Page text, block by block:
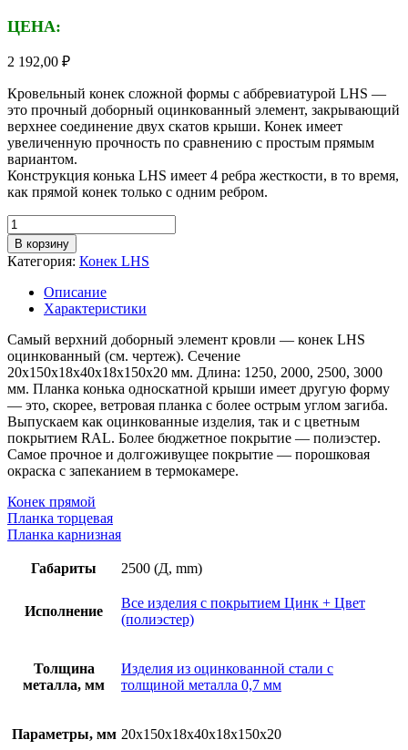
ЦЕНА:
2 192,00 ₽
Кровельный конек сложной формы с аббревиатурой LHS —
это прочный доборный оцинкованный элемент, закрывающий
верхнее соединение двух скатов крыши. Конек имеет
увеличенную прочность по сравнению с простым прямым
вариантом.
Конструкция конька LHS имеет 4 ребра жесткости, в то время,
как прямой конек только с одним ребром.
Количество
товара
Конек
LHS
сложный
оцинкованный,
2,5м,
толщина
металла
0,7
мм,
покрытие
RAL
(полиэстер)
В корзину
Категория: Конек LHS
Описание
Характеристики
Самый верхний доборный элемент кровли — конек LHS
оцинкованный (см. чертеж). Сечение
20х150х18х40х18х150х20 мм. Длина: 1250, 2000, 2500, 3000
мм. Планка конька односкатной крыши имеет другую форму
— это, скорее, ветровая планка с более острым углом загиба.
Выпускаем как оцинкованные изделия, так и с цветным
покрытием RAL. Более бюджетное покрытие — полиэстер.
Самое прочное и долгоживущее покрытие — порошковая
окраска с запеканием в термокамере.
Конек прямой
Планка торцевая
Планка карнизная
Габариты 2500 (Д, mm)
Исполнение
Все изделия с покрытием Цинк + Цвет
(полиэстер)
Толщина
металла, мм
Изделия из оцинкованной стали с
толщиной металла 0,7 мм
Параметры, мм 20х150х18х40х18х150х20